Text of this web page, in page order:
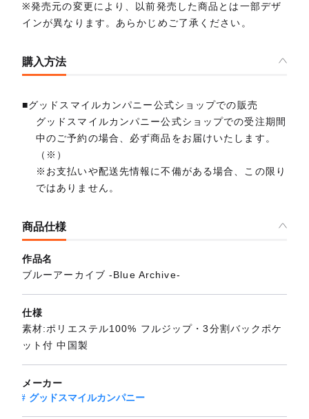
※発売元の変更により、以前発売した商品とは一部デザ
インが異なります。あらかじめご了承ください。
購入方法
■グッドスマイルカンパニー公式ショップでの販売
グッドスマイルカンパニー公式ショップでの受注期間
中のご予約の場合、必ず商品をお届けいたします。
（※）
※お支払いや配送先情報に不備がある場合、この限り
ではありません。
商品仕様
作品名
ブルーアーカイブ -Blue Archive-
仕様
素材:ポリエステル100% フルジップ・3分割バックポケ
ット付 中国製
メーカー
グッドスマイルカンパニー